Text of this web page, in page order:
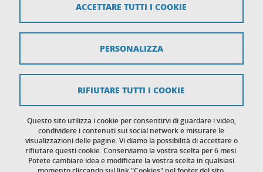
Mappa del sito
Note legali
Protezione dei dati personali
Cookies
Accessibilità: non conforme
Questo sito utilizza i cookie per consentirvi di guardare i video,
condividere i contenuti sui social network e misurare le
visualizzazioni delle pagine. Vi diamo la possibilità di accettare o
rifiutare questi cookie. Conserviamo la vostra scelta per 6 mesi.
Potete cambiare idea e modificare la vostra scelta in qualsiasi
ACCETTARE TUTTI I COOKIE
RIFIUTARE TUTTI I COOKIE
PERSONALIZZA